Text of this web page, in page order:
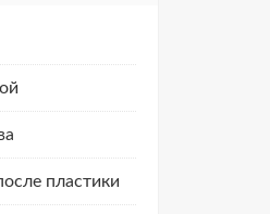
пластики